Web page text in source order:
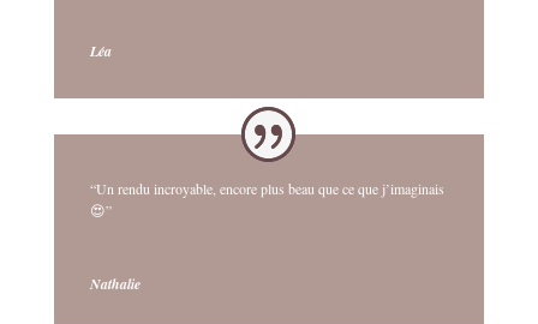
Léa
“Un rendu incroyable, encore plus beau que ce que j’imaginais
😍”
Nathalie